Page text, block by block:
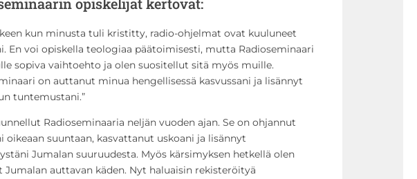
kun minusta tuli kristitty, radio-ohjelmat ovat kuuluneet
En voi opiskella teologiaa päätoimisesti, mutta Radioseminaari
sopiva vaihtoehto ja olen suositellut sitä myös muille.
on auttanut minua hengellisessä kasvussani ja lisännyt
tuntemustani.”
Radioseminaaria neljän vuoden ajan. Se on ohjannut
oikeaan suuntaan, kasvattanut uskoani ja lisännyt
Jumalan suuruudesta. Myös kärsimyksen hetkellä olen
Jumalan auttavan käden. Nyt haluaisin rekisteröityä